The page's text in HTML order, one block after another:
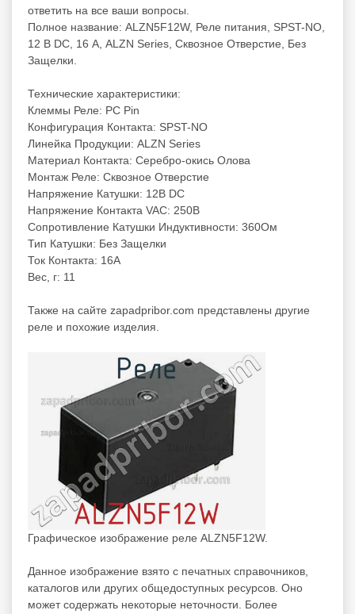
ответить на все ваши вопросы.
Полное название: ALZN5F12W, Реле питания, SPST-NO,
12 В DC, 16 А, ALZN Series, Сквозное Отверстие, Без
Защелки.
Технические характеристики:
Клеммы Реле: PC Pin
Конфигурация Контакта: SPST-NO
Линейка Продукции: ALZN Series
Материал Контакта: Серебро-окись Олова
Монтаж Реле: Сквозное Отверстие
Напряжение Катушки: 12В DC
Напряжение Контакта VAC: 250В
Сопротивление Катушки Индуктивности: 360Ом
Тип Катушки: Без Защелки
Ток Контакта: 16А
Вес, г: 11
Также на сайте zapadpribor.com представлены другие
реле и похожие изделия.
Графическое изображение реле ALZN5F12W.
Данное изображение взято с печатных справочников,
каталогов или других общедоступных ресурсов. Оно
может содержать некоторые неточности. Более